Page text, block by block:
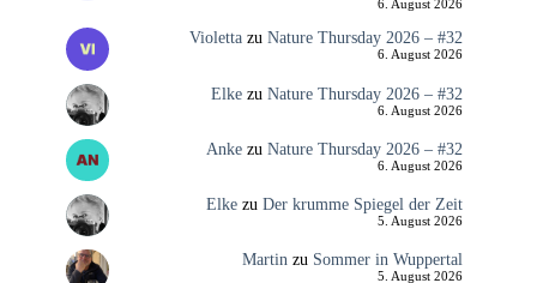
6. August 2026
Violettazu Nature Thursday 2026 – #32
6. August 2026
Elkezu Nature Thursday 2026 – #32
6. August 2026
Ankezu Nature Thursday 2026 – #32
6. August 2026
Elkezu Der krumme Spiegel der Zeit
5. August 2026
Martin zu Sommer in Wuppertal
5. August 2026